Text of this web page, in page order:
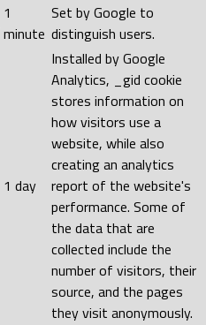
1
minute
Set by Google to
distinguish users.
1 day
Installed by Google
Analytics, _gid cookie
stores information on
how visitors use a
website, while also
creating an analytics
report of the website's
performance. Some of
the data that are
collected include the
number of visitors, their
source, and the pages
they visit anonymously.